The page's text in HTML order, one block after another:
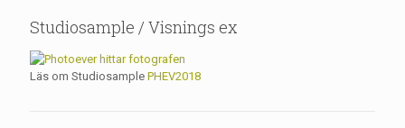
Studiosample / Visnings ex
Läs om Studiosample PHEV2018